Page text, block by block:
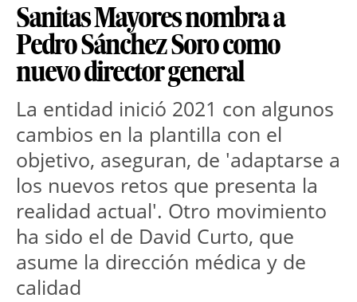
Sanitas Mayores nombra a
Pedro Sánchez Soro como
nuevo director general
La entidad inició 2021 con algunos
cambios en la plantilla con el
objetivo, aseguran, de 'adaptarse a
los nuevos retos que presenta la
realidad actual'. Otro movimiento
ha sido el de David Curto, que
asume la dirección médica y de
calidad